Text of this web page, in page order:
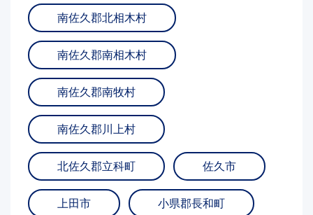
南佐久郡北相木村
南佐久郡南相木村
南佐久郡南牧村
南佐久郡川上村
北佐久郡立科町 佐久市
上田市 小県郡長和町